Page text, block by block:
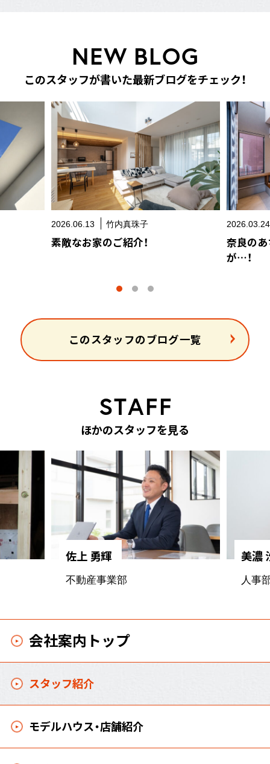
NEW BLOG
このスタッフが書いた最新ブログをチェック！
2026.06.13 竹内真珠子
素敵なお家のご紹介！
2026.03.24
奈良の
が…！
このスタッフのブログ一覧
STAFF
ほかのスタッフを見る
佐上 勇輝
不動産事業部
美濃
人事
会社案内トップ
スタッフ紹介
モデルハウス・店舗紹介